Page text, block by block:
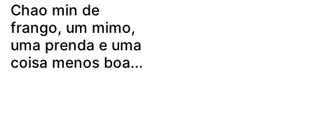
Chao min de
frango, um mimo,
uma prenda e uma
coisa menos boa...